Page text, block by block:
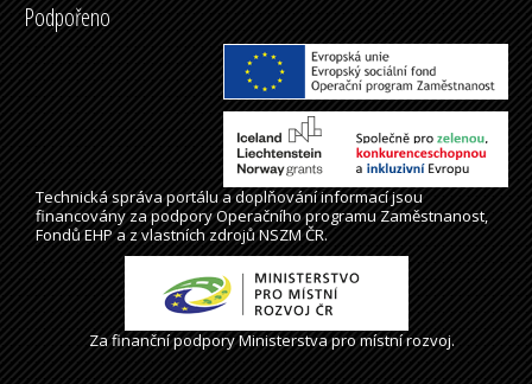
Podpořeno
Technická správaportálua doplňování informací jsou
financovány za podpory Operačního programu Zaměstnanost,
Fondů EHP a z vlastních zdrojů NSZM ČR.
Za finanční podpory Ministerstva pro místní rozvoj.